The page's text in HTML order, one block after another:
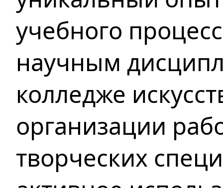
учебного
научным
колледже
организации
творческих